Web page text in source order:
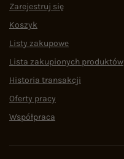
Zarejestruj się
Koszyk
Listy zakupowe
Lista zakupionych produktów
Historia transakcji
Oferty pracy
Współpraca